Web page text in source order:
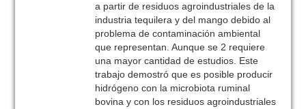
a partir de residuos agroindustriales de la
industria tequilera y del mango debido al
problema de contaminación ambiental
que representan. Aunque se 2 requiere
una mayor cantidad de estudios. Este
trabajo demostró que es posible producir
hidrógeno con la microbiota ruminal
bovina y con los residuos agroindustriales